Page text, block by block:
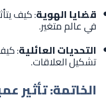
قضايا الهوية: كيف
في عالم متغير.
التحديات العائلية:
تشكيل العلاقات.
الخاتمة: تأثير